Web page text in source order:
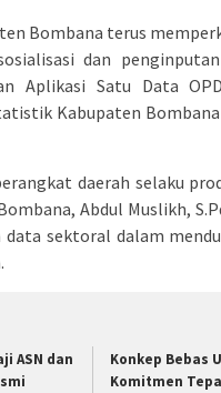
Bombana terus
dan
Aplikasi Satu Data
Kabupaten Bombana
daerah selaku
Abdul Muslikh,
sektoral dalam
ASN dan
Konkep Bebas
Komitmen